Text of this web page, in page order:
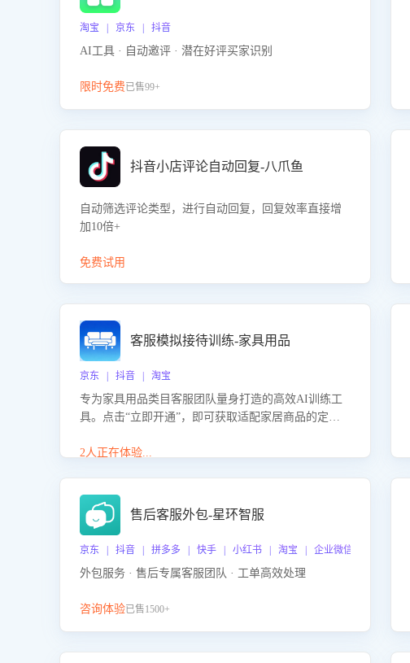
淘宝 | 京东 | 抖音
AI工具 · 自动邀评 · 潜在好评买家识别
限时免费已售99+
抖音小店评论自动回复-八爪鱼
自动筛选评论类型，进行自动回复，回复效率直接增
加10倍+
免费试用
客服模拟接待训练-家具用品
京东 | 抖音 | 淘宝
专为家具用品类目客服团队量身打造的高效AI训练工
具。点击“立即开通”，即可获取适配家居商品的定制
客服在家具用品功能、尺寸参数咨询等高频场景下的
2人正在体验...
售后客服外包-星环智服
京东 | 抖音 | 拼多多 | 快手 | 小红书 | 淘宝 | 企业微信
外包服务 · 售后专属客服团队 · 工单高效处理
咨询体验已售1500+